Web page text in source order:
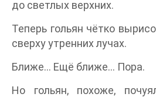
до светлых верхних.
Теперь гольян чётко
сверху утренних лучах.
Ближе… Ещё ближе… Пора.
Но гольян, похоже,